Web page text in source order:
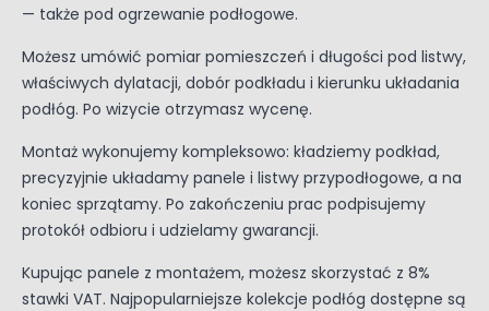
— także pod ogrzewanie podłogowe.
Możesz umówić pomiar pomieszczeń i długości pod listwy,
właściwych dylatacji, dobór podkładu i kierunku układania
podłóg. Po wizycie otrzymasz wycenę.
Montaż wykonujemy kompleksowo: kładziemy podkład,
precyzyjnie układamy panele i listwy przypodłogowe, a na
koniec sprzątamy. Po zakończeniu prac podpisujemy
protokół odbioru i udzielamy gwarancji.
Kupując panele z montażem, możesz skorzystać z 8%
stawki VAT. Najpopularniejsze kolekcje podłóg dostępne są